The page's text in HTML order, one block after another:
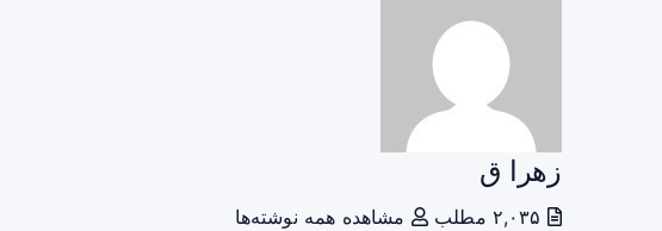
زهرا ق
مشاهده همه نوشته‌ها